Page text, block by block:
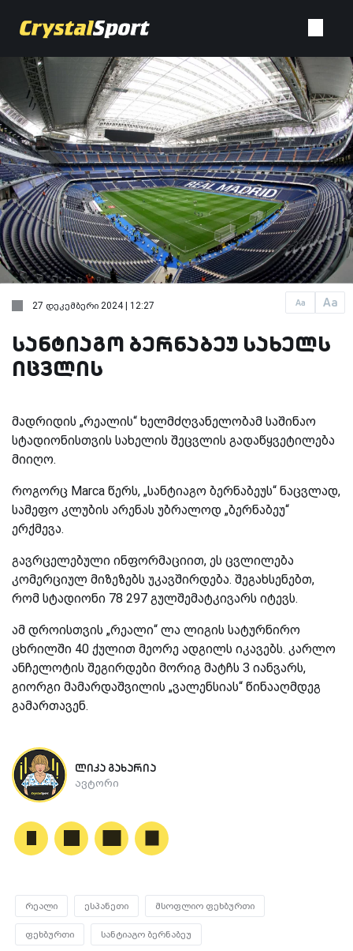
Aa Aa
27 დეკემბერი 2024 | 12:27
სანტიაგო ბერნაბეუ სახელს
იცვლის
მადრიდის „რეალის“ ხელმძღვანელობამ საშინაო
სტადიონისთვის სახელის შეცვლის გადაწყვეტილება
მიიღო.
როგორც Marca წერს, „სანტიაგო ბერნაბეუს“ ნაცვლად,
სამეფო კლუბის არენას უბრალოდ „ბერნაბეუ“
ერქმევა.
გავრცელებული ინფორმაციით, ეს ცვლილება
კომერციულ მიზეზებს უკავშირდება. შეგახსენებთ,
რომ სტადიონი 78 297 გულშემატკივარს იტევს.
ამ დროისთვის „რეალი“ ლა ლიგის სატურნირო
ცხრილში 40 ქულით მეორე ადგილს იკავებს. კარლო
ანჩელოტის შეგირდები მორიგ მატჩს 3 იანვარს,
გიორგი მამარდაშვილის „ვალენსიას“ წინააღმდეგ
გამართავენ.
ლიკა გახარია
ავტორი
რეალი ესპანეთი მსოფლიო ფეხბურთი
ფეხბურთი სანტიაგო ბერნაბეუ